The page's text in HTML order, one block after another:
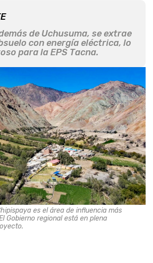
de Uchusuma, se extrae
con energía eléctrica, lo
para la EPS Tacna.
es el área de influencia más
Gobierno regional está en plena